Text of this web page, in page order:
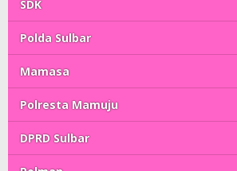
SDK
Polda Sulbar
Mamasa
Polresta Mamuju
DPRD Sulbar